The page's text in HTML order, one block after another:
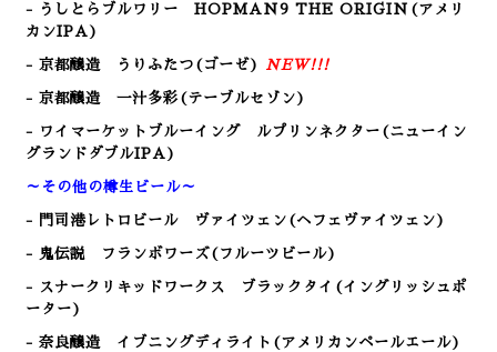
- うしとらブルワリー HOPMAN9 THE ORIGIN (アメリ
カンIPA)
- 京都醸造 うりふたつ(ゴーゼ) NEW!!!
- 京都醸造 一汁多彩(テーブルセゾン)
- ワイマーケットブルーイング ルプリンネクター(ニューイン
グランドダブルIPA)
～その他の樽生ビール～
- 門司港レトロビール ヴァイツェン(ヘフェヴァイツェン)
- 鬼伝説 フランボワーズ(フルーツビール)
- スナークリキッドワークス ブラックタイ(イングリッシュポ
ーター)
- 奈良醸造 イブニングディライト(アメリカンペールエール)